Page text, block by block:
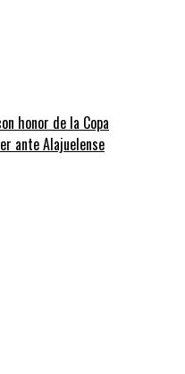
honor de la Copa
ante Alajuelense